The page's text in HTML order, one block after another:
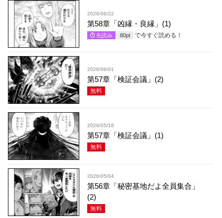
2026/06/22
第58章「凶縁・良縁」(1)
先読み 80pt で今すぐ読める！
2026/06/01
第57章「検証会議」(2)
無料
2026/05/18
第57章「検証会議」(1)
無料
2026/05/04
第56章「秘密基地だよ全員集合」
(2)
無料